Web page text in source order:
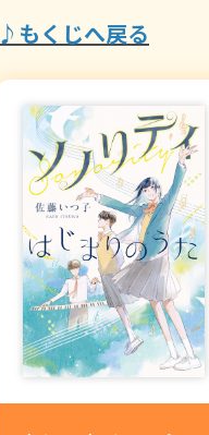
♪もくじへ戻る